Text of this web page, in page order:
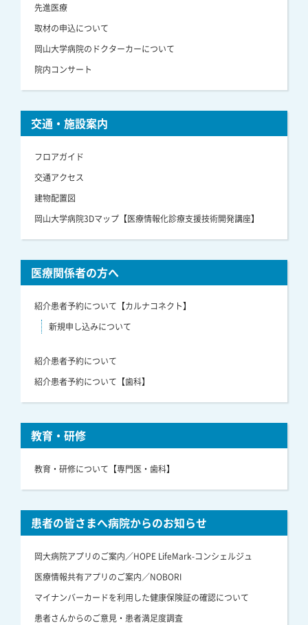
先進医療
取材の申込について
岡山大学病院のドクターカーについて
院内コンサート
交通・施設案内
フロアガイド
交通アクセス
建物配置図
岡山大学病院3Dマップ【医療情報化診療支援技術開発講座】
医療関係者の方へ
紹介患者予約について【カルナコネクト】
新規申し込みについて
紹介患者予約について
紹介患者予約について【歯科】
教育・研修
教育・研修について【専門医・歯科】
患者の皆さまへ病院からのお知らせ
岡大病院アプリのご案内／HOPE LifeMark-コンシェルジュ
医療情報共有アプリのご案内／NOBORI
マイナンバーカードを利用した健康保険証の確認について
患者さんからのご意見・患者満足度調査